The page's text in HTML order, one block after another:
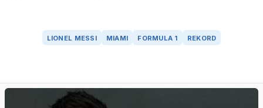
LIONEL MESSI MIAMI FORMULA 1 REKORD